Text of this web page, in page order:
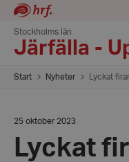
Stockholms län
Järfälla -
Start Nyheter Lyckat
Datum:
oktober
2023
25 oktober 2023
Lyckat